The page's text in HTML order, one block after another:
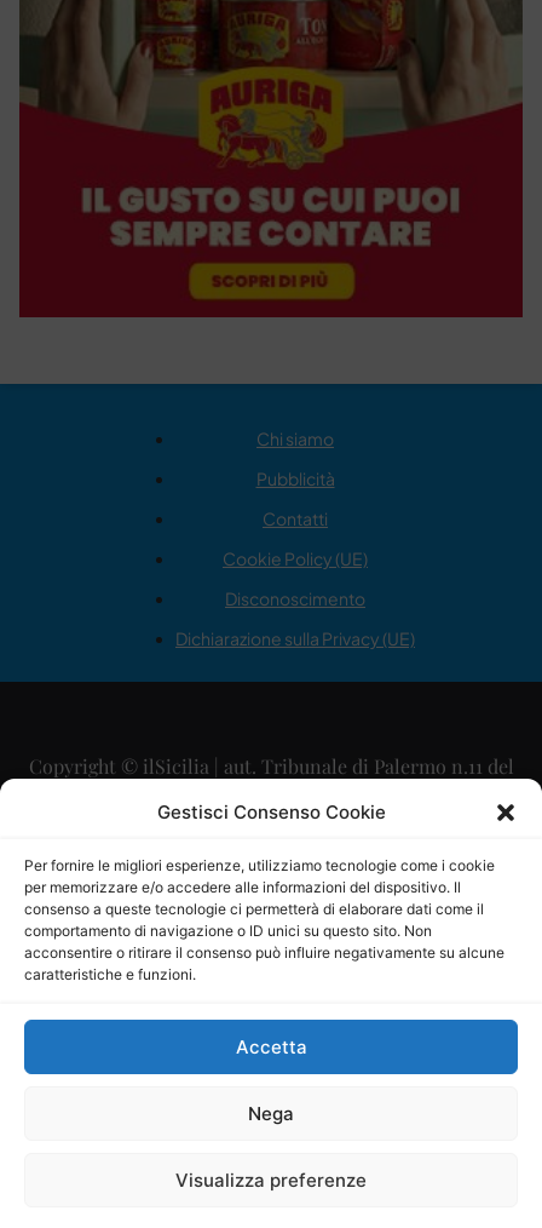
Gestisci Consenso Cookie
Per fornire le migliori esperienze, utilizziamo tecnologie come i cookie
per memorizzare e/o accedere alle informazioni del dispositivo. Il
consenso a queste tecnologie ci permetterà di elaborare dati come il
comportamento di navigazione o ID unici su questo sito. Non
acconsentire o ritirare il consenso può influire negativamente su alcune
caratteristiche e funzioni.
Accetta
Nega
Visualizza preferenze
Chi siamo
Pubblicità
Contatti
Cookie Policy (UE)
Disconoscimento
Dichiarazione sulla Privacy (UE)
Copyright © ilSicilia | aut. Tribunale di Palermo n.11 del
29/09/2015
Direttore Editoriale: Maurizio Scaglione
Direttore Responsabile: Maria Calabrese
P.IVA: 06334930820
Mercurio Comunicazione Società Cooperativa a r.l. è
iscritta al Registro degli Operatori di Comunicazione al
Sito gestito daLa Digitale srl–info@ladigitale.it